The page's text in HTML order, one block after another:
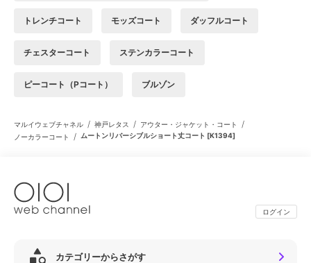
トレンチコート モッズコート ダッフルコート
チェスターコート ステンカラーコート
ピーコート（Pコート） ブルゾン
マルイウェブチャネル / 神戸レタス / アウター・ジャケット・コート /
ノーカラーコート / ムートンリバーシブルショート丈コート [K1394]
ログイン
カテゴリーからさがす